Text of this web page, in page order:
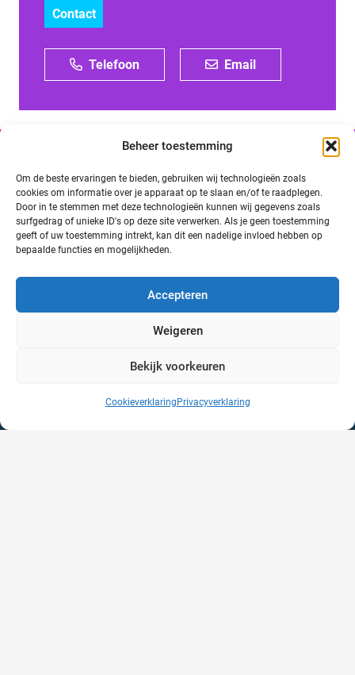
Beheer toestemming
Om de beste ervaringen te bieden, gebruiken wij technologieën zoals
cookies om informatie over je apparaat op te slaan en/of te raadplegen.
Door in te stemmen met deze technologieën kunnen wij gegevens zoals
surfgedrag of unieke ID's op deze site verwerken. Als je geen toestemming
geeft of uw toestemming intrekt, kan dit een nadelige invloed hebben op
bepaalde functies en mogelijkheden.
Accepteren
Weigeren
Bekijk voorkeuren
Cookieverklaring Privacyverklaring
Contact
Telefoon Email